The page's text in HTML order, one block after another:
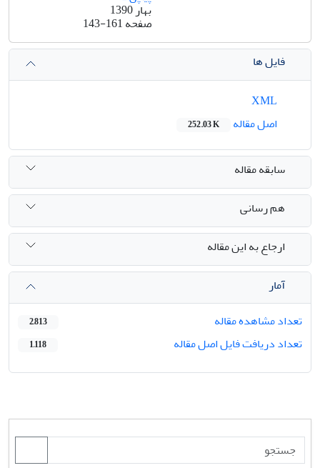
بهار 1390
صفحه143-161
فایل ها
اصل مقاله
252.03 K
سابقه مقاله
هم رسانی
ارجاع به این مقاله
آمار
تعداد مشاهده مقاله
2,813
تعداد دریافت فایل اصل مقاله 1,118